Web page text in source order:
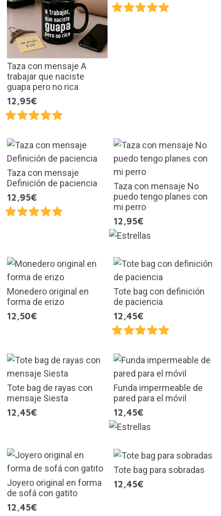
Taza con mensaje A
trabajar que naciste
guapa pero no rica
12,95€
Taza con mensaje
Definición de paciencia
12,95€
Taza con mensaje No
puedo tengo planes con
mi perro
12,95€
Monedero original en
forma de erizo
12,50€
Tote bag con definición
de paciencia
12,45€
Tote bag de rayas con
mensaje Siesta
12,45€
Funda impermeable de
pared para el móvil
12,45€
Joyero original en forma
de sofá con gatito
12,45€
Tote bag para sobradas
12,45€